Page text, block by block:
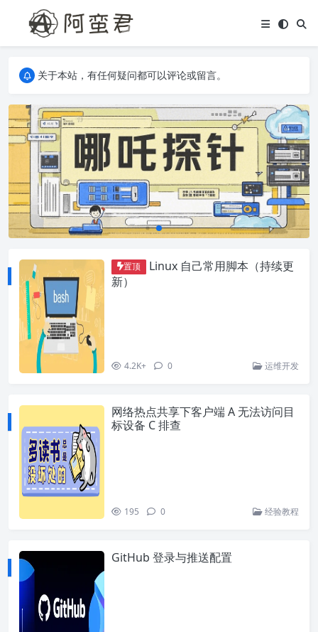
关于本站，有任何疑问都可以评论或留言。
关于本站，有任何疑问都可以评论或留言。
置顶
Linux 自己常用脚本（持续更
新）
4.2K+ 0 运维开发
网络热点共享下客户端 A 无法访问目
标设备 C 排查
195 0 经验教程
GitHub 登录与推送配置